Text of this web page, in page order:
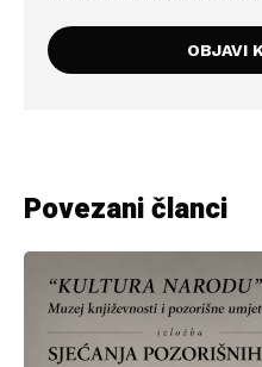
Povezani članci